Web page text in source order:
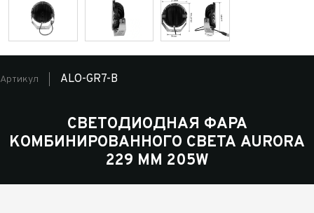
Артикул ALO-GR7-B
СВЕТОДИОДНАЯ ФАРА
КОМБИНИРОВАННОГО СВЕТА AURORA
229 ММ 205W